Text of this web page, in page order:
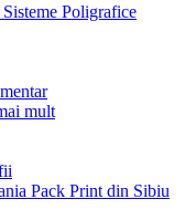
Poligrafice
mult
Pack Print din Sibiu